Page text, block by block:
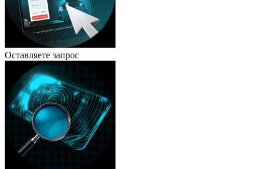
Оставляете запрос